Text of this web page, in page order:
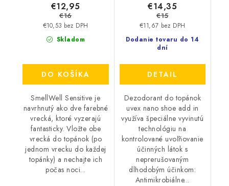
Skladom
€10,53 bez DPH
€12,95
€16
DO KOŠÍKA
SmellWell Sensitive je
navrhnutý ako dve farebné
vrecká, ktoré vyzerajú
fantasticky. Vložte obe
vrecká do topánok (po
jednom vrecku do každej
topánky) a nechajte ich
počas noci...
Dodanie tovaru do 14
dní
€11,67 bez DPH
€14,35
€15
DETAIL
Dezodorant do topánok
uvex nano shoe add in
využíva špeciálne vyvinutú
technológiu na
kontrolované uvoľňovanie
účinných látok s
neprerušovaným
dlhodobým účinkom:
Antimikrobiálne...